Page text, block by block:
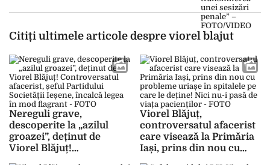
Citiți ultimele articole despre viorel blajut
Nereguli grave,
descoperite la „azilul
groazei”, deținut de
Viorel Blăjuț!
Viorel Blăjuț,
controversatul afacerist
care visează la Primăria
Iași, prins din nou cu